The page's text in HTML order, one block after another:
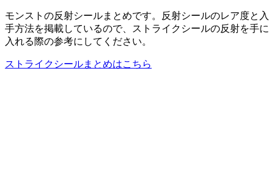
モンストの反射シールまとめです。反射シールのレア度と入
手方法を掲載しているので、ストライクシールの反射を手に
入れる際の参考にしてください。
ストライクシールまとめはこちら